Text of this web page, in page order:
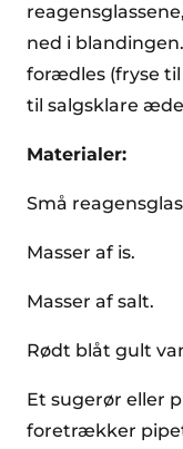
ned i
forædles (fryse
til salgsklare
Materialer:
Små
Masser af is.
Masser af salt.
Rødt blåt gult
Et sugerør eller
foretrækker